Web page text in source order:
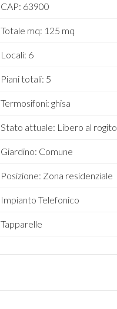
CAP: 63900
Totale mq: 125 mq
Locali: 6
Piani totali: 5
Termosifoni: ghisa
Stato attuale: Libero al rogito
Giardino: Comune
Posizione: Zona residenziale
Impianto Telefonico
Tapparelle